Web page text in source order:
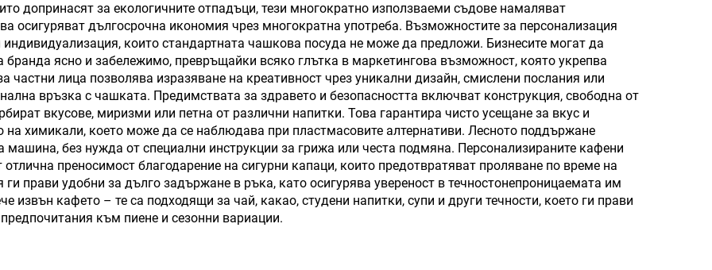
допринасят за екологичните отпадъци, тези многократно използваеми съдове намаляват
осигуряват дългосрочна икономия чрез многократна употреба. Възможностите за персонализация
които стандартната чашкова посуда не може да предложи. Бизнесите могат да
бранда ясно и забележимо, превръщайки всяко глътка в маркетингова възможност, която укрепва
частни лица позволява изразяване на креативност чрез уникални дизайн, смислени послания или
връзка с чашката. Предимствата за здравето и безопасността включват конструкция, свободна от
вкусове, миризми или петна от различни напитки. Това гарантира чисто усещане за вкус и
на химикали, което може да се наблюдава при пластмасовите алтернативи. Лесното поддържане
без нужда от специални инструкции за грижа или честа подмяна. Персонализираните кафени
преносимост благодарение на сигурни капаци, които предотвратяват проляване по време на
прави удобни за дълго задържане в ръка, като осигурява увереност в течностонепроницаемата им
извън кафето – те са подходящи за чай, какао, студени напитки, супи и други течности, което ги прави
към пиене и сезонни вариации.